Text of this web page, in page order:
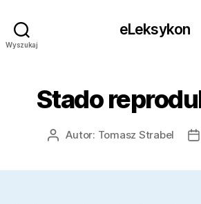
Wyszukaj
eLeksykon
Stado
AutorAutor: Tomasz Strabel